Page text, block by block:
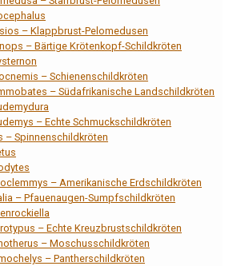
– Klappbrust-Pelomedusen
– Bärtige Krötenkopf-Schildkröten
– Schienenschildkröten
– Südafrikanische Landschildkröten
– Echte Schmuckschildkröten
– Spinnenschildkröten
– Amerikanische Erdschildkröten
– Pfauenaugen-Sumpfschildkröten
– Echte Kreuzbrustschildkröten
– Moschusschildkröten
– Pantherschildkröten